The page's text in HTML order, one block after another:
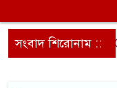
সংবাদ শিরোনাম ::